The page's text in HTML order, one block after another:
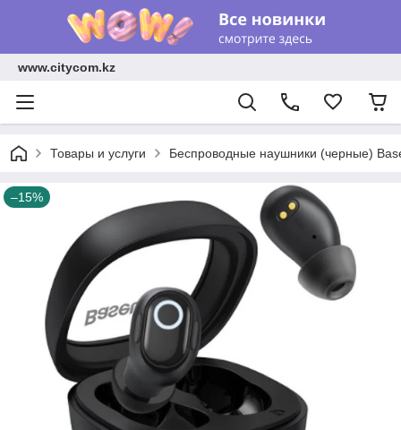
www.citycom.kz
Товары и услуги Беспроводные наушники (черные)
–15%